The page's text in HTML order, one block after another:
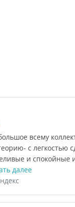
всему
с легкостью
и спокойные
далее